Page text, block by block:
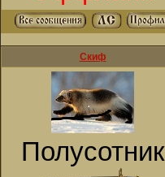
Скиф
Полусотник